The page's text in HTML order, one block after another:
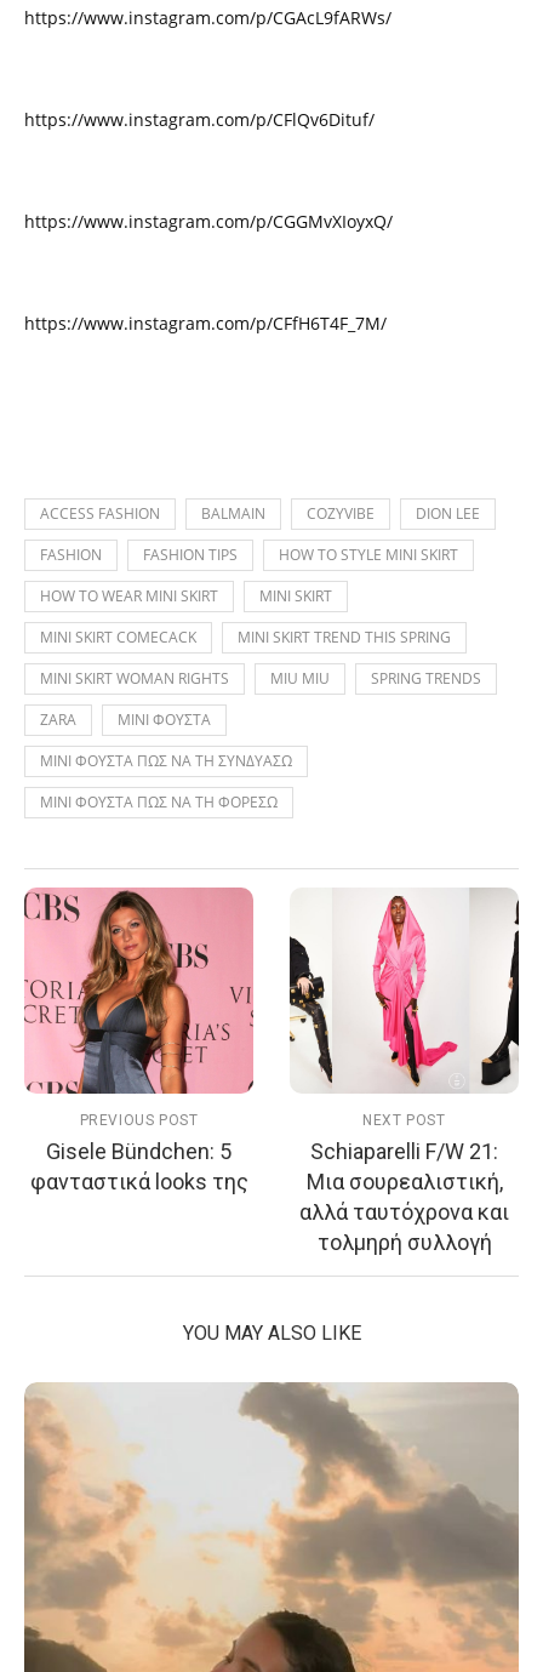
https://www.instagram.com/p/CGAcL9fARWs/
https://www.instagram.com/p/CFlQv6Dituf/
https://www.instagram.com/p/CGGMvXIoyxQ/
https://www.instagram.com/p/CFfH6T4F_7M/
ACCESS FASHION BALMAIN COZYVIBE
DION LEE
FASHION
FASHION TIPS
HOW TO STYLE MINI SKIRT
HOW TO WEAR MINI SKIRT
MINI SKIRT
MINI SKIRT COMECACK
MINI SKIRT TREND THIS SPRING
MINI SKIRT WOMAN RIGHTS
MIU MIU
SPRING TRENDS
ZARA
ΜΙΝΙ ΦΟΥΣΤΑ
ΜΙΝΙ ΦΟΥΣΤΑ ΠΩΣ ΝΑ ΤΗ ΣΥΝΔΥΑΣΩ
ΜΙΝΙ ΦΟΥΣΤΑ ΠΩΣ ΝΑ ΤΗ ΦΟΡΕΣΩ
PREVIOUS POST
Gisele Bündchen: 5
φανταστικά looks της
NEXT POST
Schiaparelli F/W 21:
Μια σουρεαλιστική,
αλλά ταυτόχρονα και
τολμηρή συλλογή
YOU MAY ALSO LIKE